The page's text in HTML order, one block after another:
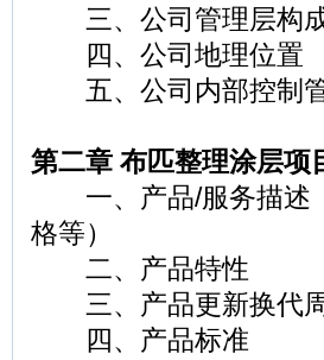
三、公司管理层构
四、公司地理位置
五、公司内部控制
第二章 布匹整理涂层项
一、产品/服务描述
格等）
二、产品特性
三、产品更新换代
四、产品标准